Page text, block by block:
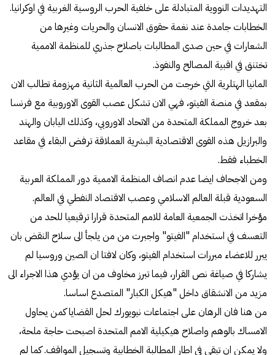
التهديدات النووية المتبادلة على خلفية الحرب الروسية الغربية في اوكرانيا.
الخطابات جامدة عند نغمة حقوق الانسان والحريات وغيرها من
الشعارات في حين صدى المطالبات باصلاح جذري للمنظمة الاممية
تختنق في اقبية المصالح والنفوذ.
المانيا الهتلرية التي خرجت من الحرب العالمية الثانية مهزومة تطالب الان
بمقعد في منصة الفيتو، فهي الان تشكل عصب القوى الاوروبية مع فرنسا
بعد خروج المملكة المتحدة من الاتحاد الاوروبي، وكذلك اليابان والهند
والبرازيل هذه القوى الاقتصادية البشرية العملاقة ترفض البقاء في مقاعد
الخطباء فقط.
ومن الاجحاف ايضا عدم انصاف المنظمة الاممية دور المملكة العربية
السعودية قبلة العالم الاسلامي وعصب الاقتصاد النفطي في العالم.
مؤخرا اتخذت الجمعية العامة للامم المتحدة قرارا ترقيعيا للحد من
التعسف في استخدام "الفيتو" واجبرت من من يلجأ الى سلاح النقض بان
يبرر للاعضاء مبررات استخدام الفيتو، وكان لافتا ان الصين وروسيا لم
يشاركا في صياغة نص القرار، فيما تبرز مخاوف من ان يؤدي هذا الاجراء الى
مزيد من الانشقاق داخل "هيكل الكبار" المتصدع اساسا.
من هنا فان الرهان على اجتماعات نيويورك لحل القضايا كمن يحاول
الامساك بالوهم واصلاح هيكيلية الامم المتحدة اصبحت حاجة ملحة،
ولا يمكن ان تبقى في اطار المطالبة الخطابية وتسجيل المواقف. كما لم